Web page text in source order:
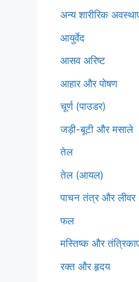
अन्य शारीरिक
आयुर्वेद
आसव अरिष्ट
आहार और पोषण
चूर्ण (पाउडर)
जड़ी-बूटी और मसाले
तेल
तेल (आयल)
पाचन तंत्र और लीवर
फल
मस्तिष्क और
रक्त और हृदय